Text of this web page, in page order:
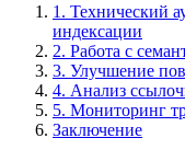
1. Технический
индексации
2. Работа с
3. Улучшение
4. Анализ
5. Мониторинг
Заключение